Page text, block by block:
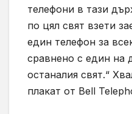
телефони в тази
по цял свят взети
един телефон за
сравнено с един на
останалия свят.“
плакат от Bell